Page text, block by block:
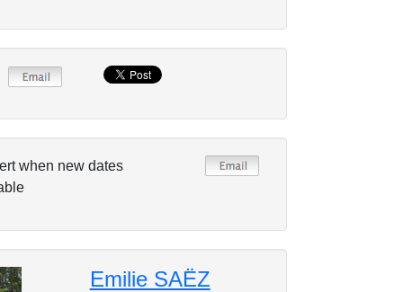
when new dates
Emilie SAËZ